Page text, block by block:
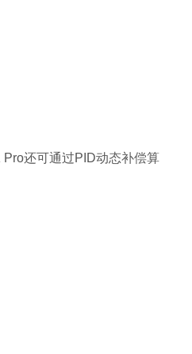
还可通过PID动态补偿算